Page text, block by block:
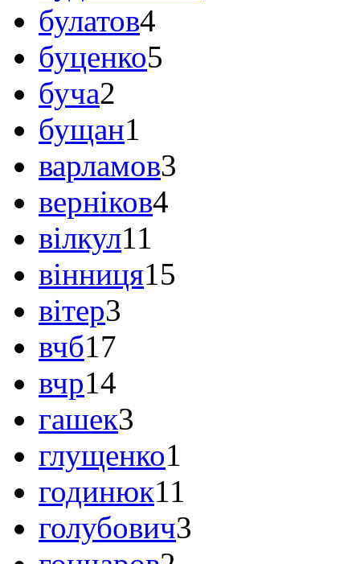
булатов4
буценко5
буча2
бущан1
варламов3
верніков4
вілкул11
вінниця15
вітер3
вчб17
вчр14
гашек3
глущенко1
годинюк11
голубович3